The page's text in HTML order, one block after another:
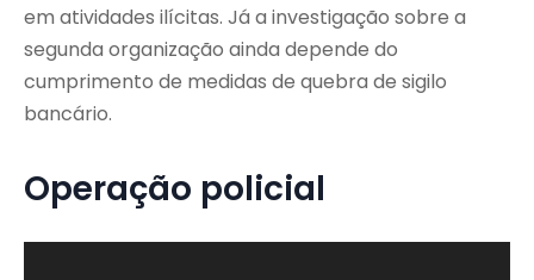
em atividades ilícitas. Já a investigação sobre a
segunda organização ainda depende do
cumprimento de medidas de quebra de sigilo
bancário.
Operação policial